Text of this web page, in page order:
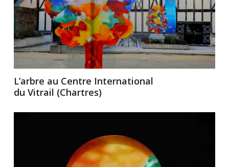
L’arbre au Centre International
du Vitrail (Chartres)